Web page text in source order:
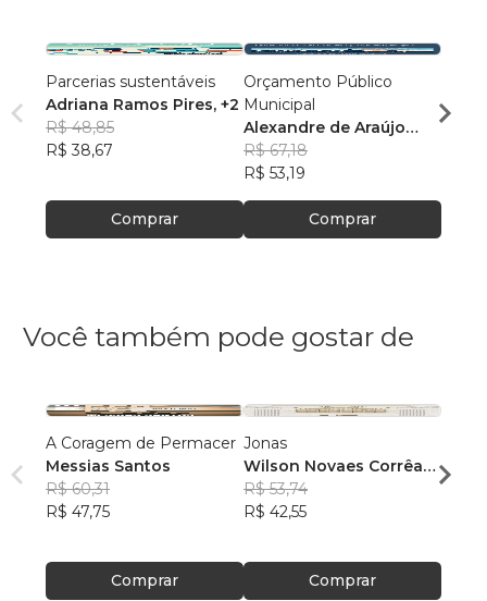
Parcerias sustentáveis
Adriana Ramos Pires, +2
R$ 48,85
R$ 38,67
Comprar
Orçamento Público
Municipal
Alexandre de Araújo
Lamattina
R$ 67,18
R$ 53,19
Comprar
R$
Você também pode gostar de
A Coragem de Permacer
Messias Santos
R$ 60,31
R$ 47,75
Comprar
Jonas
Wilson Novaes Corrêa
Júnior
R$ 53,74
R$ 42,55
Comprar